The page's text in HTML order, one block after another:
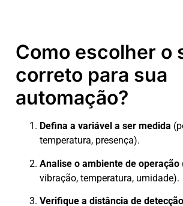
Como escolher o
correto para sua
automação?
Defina a variável a ser medida
temperatura, presença).
Analise o ambiente de operação
vibração, temperatura, umidade).
Verifique a distância de